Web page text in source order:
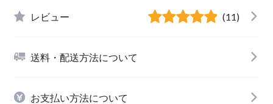
レビュー (11)
送料・配送方法について
お支払い方法について